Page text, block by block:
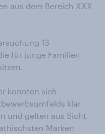
aus dem Bereich XXX
13
für junge Familien
konnten sich
klar
und gelten aus Sicht
Marken